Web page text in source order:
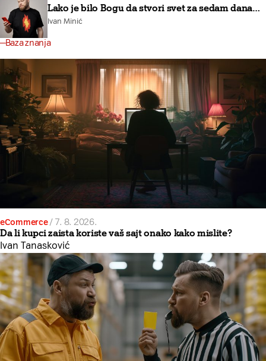
Lako je bilo Bogu da stvori svet za sedam dana…
Ivan Minić
Baza znanja
eCommerce/ 7. 8. 2026.
Da li kupci zaista koriste vaš sajt onako kako mislite?
Ivan Tanasković